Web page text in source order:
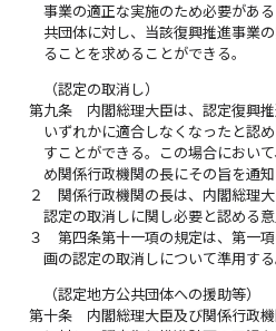
事業の適正な実施のため必要があ
共団体に対し、当該復興推進事業
ることを求めることができる。
（認定の取消し）
第九条
内閣総理大臣は、認定復興
いずれかに適合しなくなったと認
すことができる。この場合におい
め関係行政機関の長にその旨を通
２
関係行政機関の長は、内閣総理
認定の取消しに関し必要と認める
３
第四条第十一項の規定は、第一
画の認定の取消しについて準用する
（認定地方公共団体への援助等）
第十条
内閣総理大臣及び関係行政